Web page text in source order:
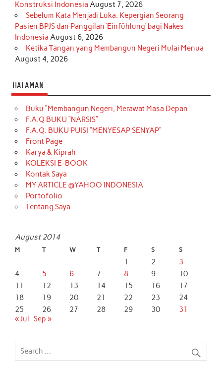
Konstruksi Indonesia August 7, 2026
Sebelum Kata Menjadi Luka: Kepergian Seorang
Pasien BPJS dan Panggilan ‘Einfühlung’ bagi Nakes
Indonesia August 6, 2026
Ketika Tangan yang Membangun Negeri Mulai Menua
August 4, 2026
HALAMAN
Buku “Membangun Negeri, Merawat Masa Depan
F.A.Q BUKU “NARSIS”
F.A.Q. BUKU PUISI “MENYESAP SENYAP”
Front Page
Karya & Kiprah
KOLEKSI E-BOOK
Kontak Saya
MY ARTICLE @YAHOO INDONESIA
Portofolio
Tentang Saya
August 2014
M T W T F S S
1 2
3
4
5 6 7 8 9
10
11
12 13 14 15 16
17
18
19 20 21 22 23
24
25
26 27 28 29 30
31
« Jul Sep »